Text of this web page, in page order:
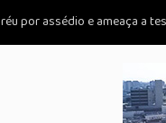
por assédio e ameaça a